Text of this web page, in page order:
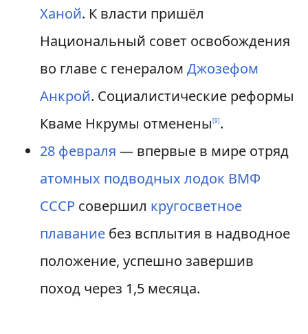
Ханой. К власти пришёл
Национальный совет освобождения
во главе с генералом Джозефом
Анкрой. Социалистические реформы
Кваме Нкрумы отменены[9].
28 февраля — впервые в мире отряд
атомных подводных лодок ВМФ
СССР совершил кругосветное
плаваниебез всплытия в надводное
положение, успешно завершив
поход через 1,5 месяца.